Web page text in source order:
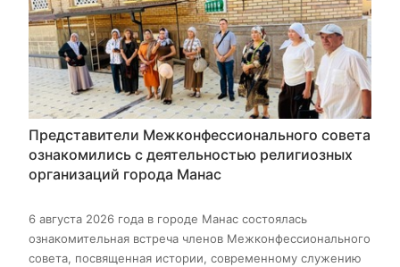
Представители Межконфессионального совета
ознакомились с деятельностью религиозных
организаций города Манас
6 августа 2026 года в городе Манас состоялась
ознакомительная встреча членов Межконфессионального
совета, посвященная истории, современному служению